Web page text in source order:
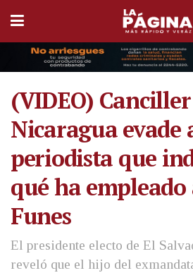
(VIDEO)
Nicaragua evade
periodista que
qué ha empleado
Funes
El presidente electo de El
reveló que el hijo del